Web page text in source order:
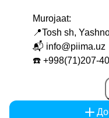
Murojaat:
📍Tosh sh,
📬 info@piima.uz
☎️ +998(71)207-